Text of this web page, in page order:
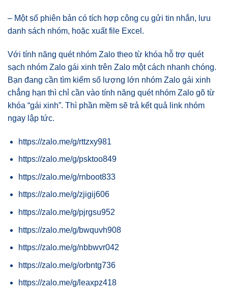
– Một số phiên bản có tích hợp công cụ gửi tin nhắn, lưu
danh sách nhóm, hoặc xuất file Excel.
Với tính năng quét nhóm Zalo theo từ khóa hỗ trợ quét
sạch nhóm Zalo gái xinh trên Zalo một cách nhanh chóng.
Bạn đang cần tìm kiếm số lượng lớn nhóm Zalo gái xinh
chẳng hạn thì chỉ cần vào tính năng quét nhóm Zalo gõ từ
khóa “gái xinh”. Thì phần mềm sẽ trả kết quả link nhóm
ngay lập tức.
https://zalo.me/g/rttzxy981
https://zalo.me/g/psktoo849
https://zalo.me/g/rnboot833
https://zalo.me/g/zjigij606
https://zalo.me/g/pjrgsu952
https://zalo.me/g/bwquvh908
https://zalo.me/g/nbbwvr042
https://zalo.me/g/orbntg736
https://zalo.me/g/leaxpz418